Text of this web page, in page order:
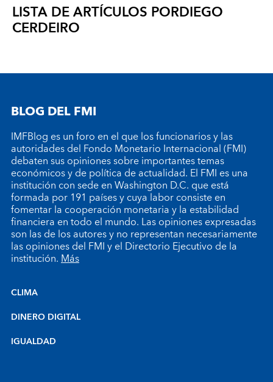
LISTA DE ARTÍCULOS PORDIEGO
CERDEIRO
BLOG DEL FMI
IMFBlog es un foro en el que los funcionarios y las
autoridades del Fondo Monetario Internacional (FMI)
debaten sus opiniones sobre importantes temas
económicos y de política de actualidad. El FMI es una
institución con sede en Washington D.C. que está
formada por 191 países y cuya labor consiste en
fomentar la cooperación monetaria y la estabilidad
financiera en todo el mundo. Las opiniones expresadas
son las de los autores y no representan necesariamente
las opiniones del FMI y el Directorio Ejecutivo de la
institución.Más
CLIMA
DINERO DIGITAL
IGUALDAD